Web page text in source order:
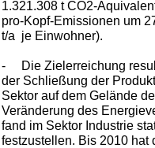
1.321.308 t CO2-
pro-Kopf-Emissionen um
t/a je Einwohner).
-
Die Zielerreichung
der Schließung der
Sektor auf dem Gelände
Veränderung des
fand im Sektor Industrie
festzustellen. Bis 2010 hat